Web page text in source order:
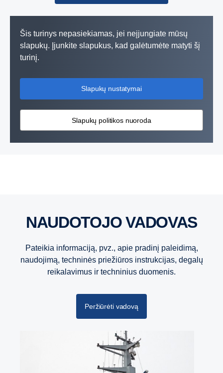
Šis turinys nepasiekiamas, jei neįjungiate mūsų
slapukų. Įjunkite slapukus, kad galėtumėte matyti šį
turinį.
Slapukų nustatymai
Slapukų politikos nuoroda
Įrangai, transporto priemonėms ir laivams reikalingi galingi,
patvarūs varikliai ir komponentai, kurie atlaikytų sunkiausius
iššūkius. „Scania“ varikliai sukurti sunkiems darbams.
NAUDOTOJO VADOVAS
Pateikia informaciją, pvz., apie pradinį paleidimą,
naudojimą, techninės priežiūros instrukcijas, degalų
reikalavimus ir techninius duomenis.
Peržiūrėti vadovą